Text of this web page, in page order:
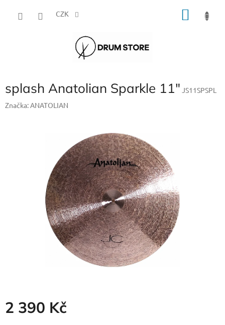
CZK
splash Anatolian Sparkle 11" JS11SPSPL
Značka:ANATOLIAN
2 390 Kč